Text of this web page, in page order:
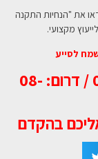
את "הנחיות התקנה
מקצועי.
לסייע
התקשרו – מרכז: 03-928-2828 / דרום: 08-
אליכם בהקדם